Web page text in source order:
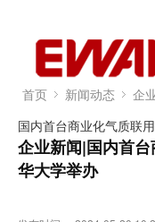
首页 新闻动态
企
国内首台商业化气质联
企业新闻|国内首
华大学举办